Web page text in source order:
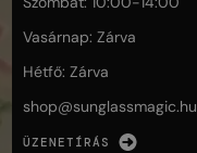
Vasárnap: Zárva
Hétfő: Zárva
shop@sunglassmagic.hu
ÜZENETÍRÁS